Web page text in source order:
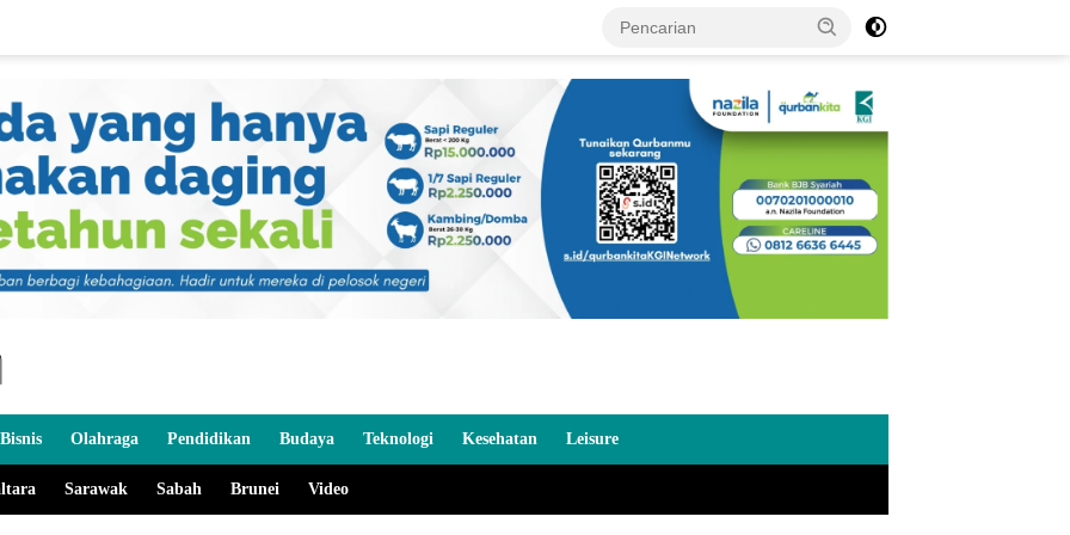
Olahraga Pendidikan Budaya Teknologi Kesehatan Leisure
Sarawak Sabah Brunei Video